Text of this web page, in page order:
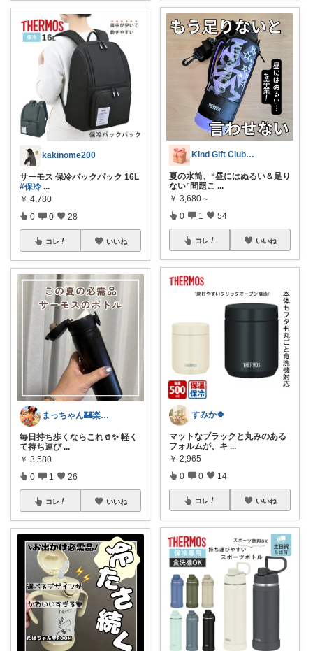
kakinome200
サーモス 保冷バックパック 16L
#保冷 ...
￥ 4,780
0 0 28
コレ いいね
まっちゃん🏰楽天ROOM アイコン変更
毎日持ち歩くならこれ🥤✨ 軽く
て持ち運び ...
￥ 3,580
0 1 26
コレ いいね
Kind Gift Club🎁経由購入
夏の水筒、“昼にはぬるい＆足り
ない”問題こ ...
￥ 3,680～
0 1 54
コレ いいね
すみか🍀
マットなブラックと丸みのある
フォルムが、キ ...
￥ 2,965
0 0 14
コレ いいね